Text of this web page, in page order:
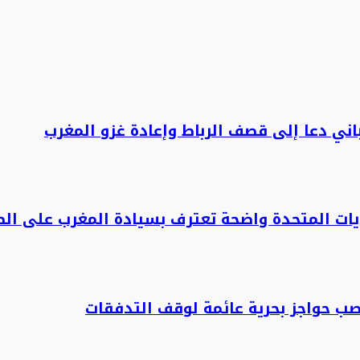
دعا إلى قصف الرباط وإعادة غزو المغرب
المتحدة واضحة تعترف بسيادة المغرب على